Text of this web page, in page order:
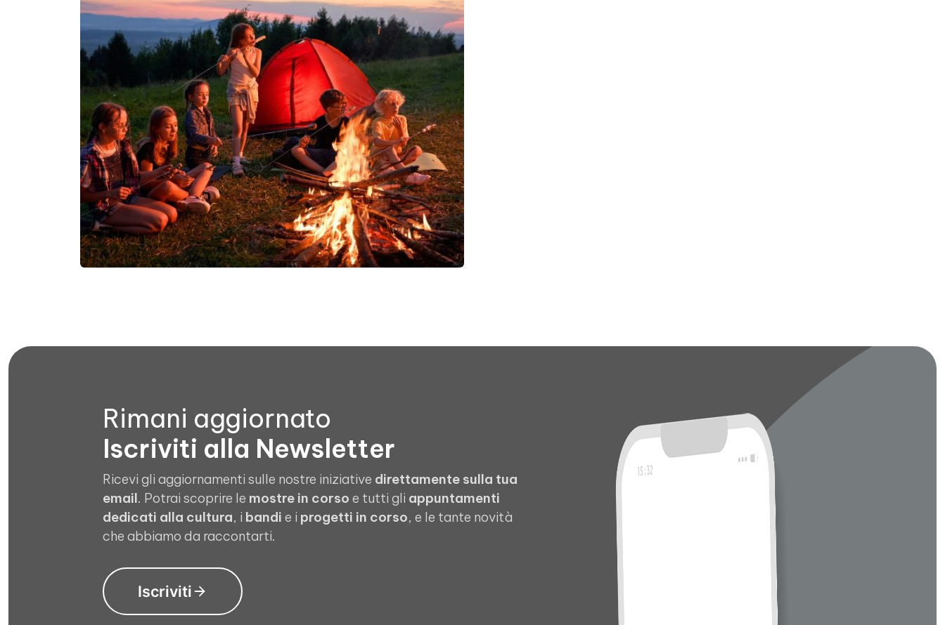
Rimani aggiornato
Iscriviti alla Newsletter
Ricevi gli aggiornamenti sulle nostre iniziative direttamente sulla tua
email. Potrai scoprire le mostre in corso e tutti gli appuntamenti
dedicati alla cultura, i bandi e i progetti in corso, e le tante novità
che abbiamo da raccontarti.
Iscriviti